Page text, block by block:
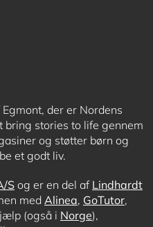
der er Nordens
bring stories to life gennem
og støtter børn og
et godt liv.
S og er en del af Lindhardt
med Alinea, GoTutor,
(også i Norge),